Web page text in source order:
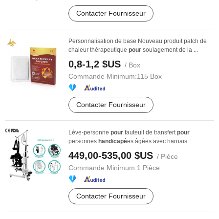
Contacter Fournisseur
Personnalisation de base Nouveau produit patch de
chaleur thérapeutique pour soulagement de la ...
0,8-1,2 $US / Box
Commande Minimum:115 Box
Contacter Fournisseur
Lève-personne pour fauteuil de transfertpour
personnes handicapées âgées avec harnais
449,00-535,00 $US / Pièce
Commande Minimum:1 Pièce
Contacter Fournisseur